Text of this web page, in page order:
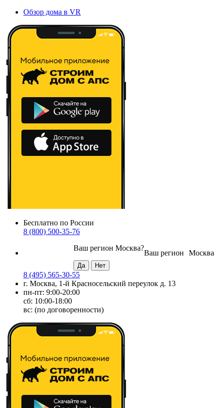
Обзор дома в VR
Бесплатно по России
8 (800) 500-35-76
Москва
Ваш регион
Ваш регион Москва?
8 (495) 565-30-55
г. Москва, 1-й Красносельский переулок д. 13
пн-пт: 9:00-20:00
сб: 10:00-18:00
вс: (по договоренности)